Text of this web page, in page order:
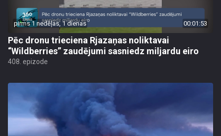
pirms 1 nedēļas, 1 dienas 00:01:53
Pēc dronu trieciena Rjazaņas noliktavai
“Wildberries” zaudējumi sasniedz miljardu eiro
408. epizode